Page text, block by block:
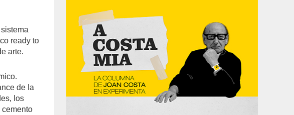
ready to
arte.
de la
los
cemento